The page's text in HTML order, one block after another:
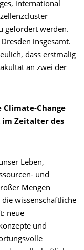
international
gefördert werden.
insgesamt.
dass erstmalig
an zwei der
Climate-Change
Zeitalter des
Leben,
und
Mengen
die wissenschaftliche
neue
und